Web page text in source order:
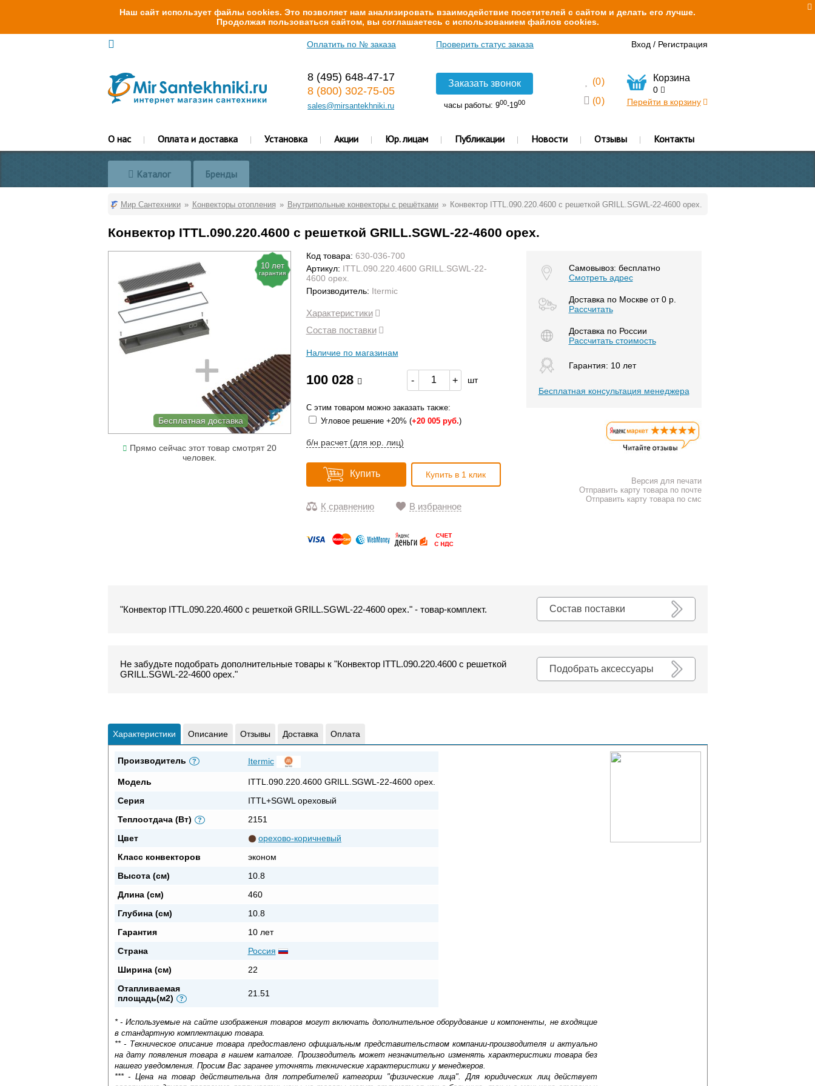
Наш сайт использует файлы cookies. Это позволяет нам анализировать взаимодействие посетителей с сайтом и делать его лучше.
Продолжая пользоваться сайтом, вы соглашаетесь с использованием файлов cookies.
Оплатить по № заказа Проверить статус заказа Вход / Регистрация
8 (495) 648-47-17
8 (800) 302-75-05
sales@mirsantekhniki.ru
Заказать звонок
часы работы: 900-1900
(0)
(0)
Корзина
0
Перейти в корзину
О нас Оплата и доставка Установка Акции Юр. лицам Публикации Новости Отзывы Контакты
Каталог Бренды
Мир Сантехники Конвекторы отопления Внутрипольные конвекторы с решётками Конвектор ITTL.090.220.4600 с решеткой GRILL.SGWL-22-4600 орех.
Конвектор ITTL.090.220.4600 с решеткой GRILL.SGWL-22-4600 орех.
10 лет
гарантия
Бесплатная доставка
Прямо сейчас этот товар смотрят 20
человек.
Код товара: 630-036-700
Артикул: ITTL.090.220.4600 GRILL.SGWL-22-
4600 орех.
Производитель: Itermic
Характеристики
Состав поставки
Наличие по магазинам
100 028 - + шт
С этим товаром можно заказать также:
Угловое решение +20% (+20 005 руб.)
б/н расчет (для юр. лиц)
Купить Купить в 1 клик
К сравнению В избранное
Самовывоз: бесплатно
Смотреть адрес
Доставка по Москве от 0 р.
Расcчитать
Доставка по России
Рассчитать стоимость
Гарантия: 10 лет
Бесплатная консультация менеджера
Версия для печати
Отправить карту товара по почте
Отправить карту товара по смс
Состав поставки
"Конвектор ITTL.090.220.4600 с решеткой GRILL.SGWL-22-4600 орех." - товар-комплект.
Подобрать аксессуары
Не забудьте подобрать дополнительные товары к "Конвектор ITTL.090.220.4600 с решеткой
GRILL.SGWL-22-4600 орех."
Характеристики Описание Отзывы Доставка Оплата
Производитель ? Itermic
Модель
ITTL.090.220.4600 GRILL.SGWL-22-4600 орех.
Серия
ITTL+SGWL ореховый
Теплоотдача (Вт)
?
2151
Цвет
орехово-коричневый
Класс конвекторов
эконом
Высота (см)
10.8
Длина (см)
460
Глубина (см)
10.8
Гарантия
10 лет
Страна
Россия
Ширина (см)
22
Отапливаемая
площадь(м2)
?
21.51
* - Используемые на сайте изображения товаров могут включать дополнительное оборудование и компоненты, не входящие
в стандартную комплектацию товара.
** - Техническое описание товара предоставлено официальным представительством компании-производителя и актуально
на дату появления товара в нашем каталоге. Производитель может незначительно изменять характеристики товара без
нашего уведомления. Просим Вас заранее уточнять технические характеристики у менеджеров.
*** - Цена на товар действительна для потребителей категории "физические лица". Для юридических лиц действует